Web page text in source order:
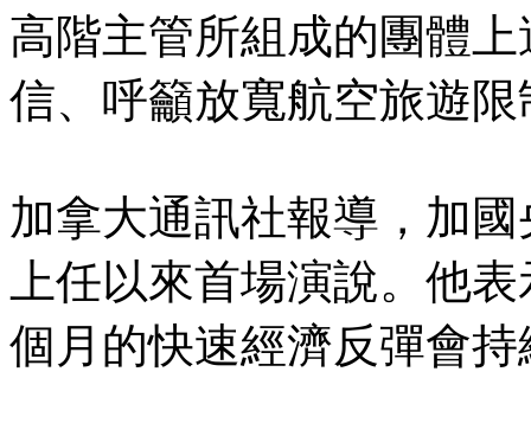
高階主管所組成的團體
信、呼籲放寬航空旅遊限
加拿大通訊社報導，加
上任以來首場演說。他
個月的快速經濟反彈會